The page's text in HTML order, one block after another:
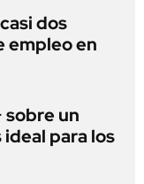
dos
empleo en
sobre un
para los